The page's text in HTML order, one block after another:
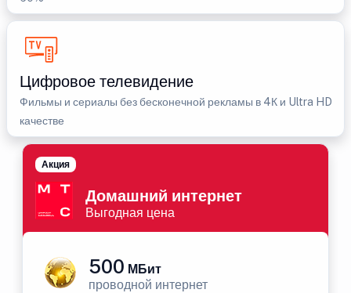
Цифровое телевидение
Фильмы и сериалы без бесконечной рекламы в 4К и Ultra HD
качестве
Домашний интернет
Выгодная цена
Акция
500 МБит
проводной интернет